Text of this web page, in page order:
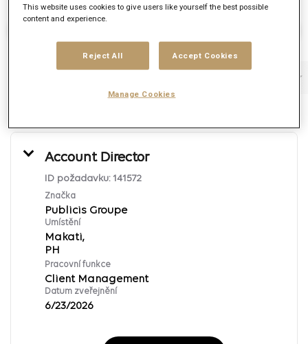
Account Director
ID požadavku: 141572
Značka
Publicis Groupe
Umístění
Makati,
Pracovní funkce
Client Management
Datum zveřejnění
6/23/2026
This website uses cookies to give users like yourself the best possible
content and experience.
Reject All Accept Cookies
Manage Cookies